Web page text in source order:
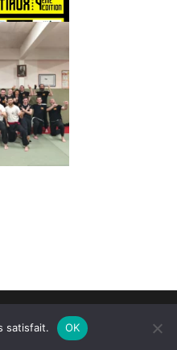
satisfait. OK